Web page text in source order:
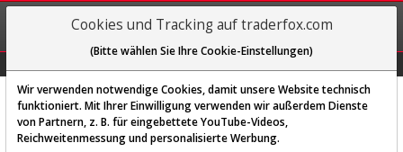
REGIS-
TRIEREN
Diese Funktion ist nur für
Cookies und Tracking auf traderfox.com
(Bitte wählen Sie Ihre Cookie-Einstellungen)
Wir verwenden notwendige Cookies, damit unsere Website technisch
funktioniert. Mit Ihrer Einwilligung verwenden wir außerdem Dienste
von Partnern, z. B. für eingebettete YouTube-Videos,
Reichweitenmessung und personalisierte Werbung.